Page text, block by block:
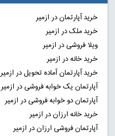
خرید آپارتمان در ازمیر
خرید ملک در ازمیر
ویلا فروشی در ازمیر
خرید خانه در ازمیر
خرید آپارتمان آماده تحویل در ازمیر
آپارتمان یک خوابه فروشی در ازمیر
آپارتمان دو خوابه فروشی در ازمیر
خرید خانه ارزان در ازمیر
آپارتمان فروشی ارزان در ازمیر